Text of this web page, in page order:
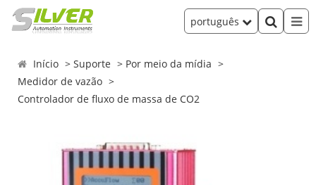
português
Início Suporte
Por meio da mídia
Medidor de vazão
Controlador de fluxo de massa de CO2